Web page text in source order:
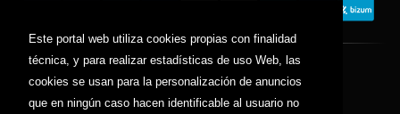
Este portal web utiliza cookies propias con finalidad
técnica, y para realizar estadísticas de uso Web, las
cookies se usan para la personalización de anuncios
que en ningún caso hacen identificable al usuario no
© 2025 tiendaseuropa.com - Todos los derechos reservados.
Contacto
Términos y Condiciones
Política de Privacidad